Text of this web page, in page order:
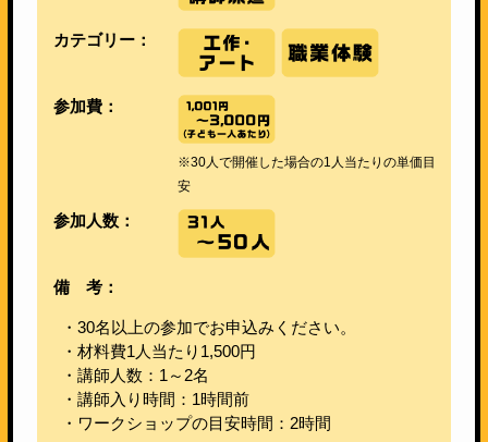
カテゴリー：
参加費：
※30人で開催した場合の1人当たりの単価目
安
参加人数：
備 考：
・30名以上の参加でお申込みください。
・材料費1人当たり1,500円
・講師人数：1～2名
・講師入り時間：1時間前
・ワークショップの目安時間：2時間